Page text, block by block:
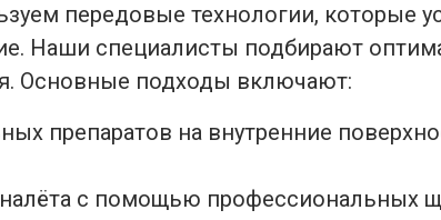
передовые технологии, которые
Наши специалисты подбирают
Основные подходы включают:
препаратов на внутренние
с помощью профессиональных